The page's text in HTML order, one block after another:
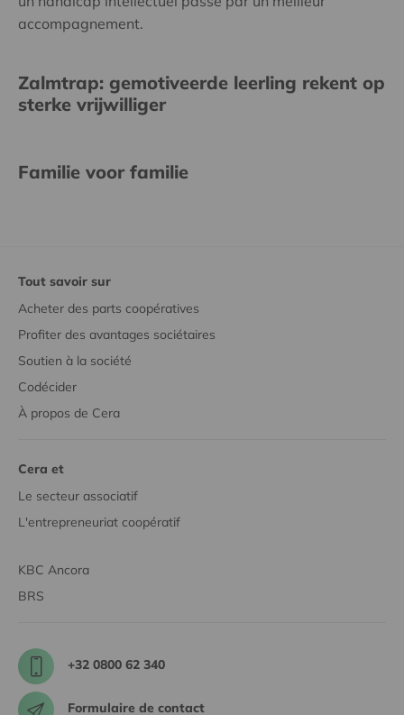
accompagnement.
Zalmtrap: gemotiveerde leerling rekent op
sterke vrijwilliger
Familie voor familie
Tout savoir sur
Acheter des parts coopératives
Profiter des avantages sociétaires
Soutien à la société
Codécider
À propos de Cera
Cera et
Le secteur associatif
L'entrepreneuriat coopératif
KBC Ancora
BRS
+32 0800 62 340
Formulaire de contact